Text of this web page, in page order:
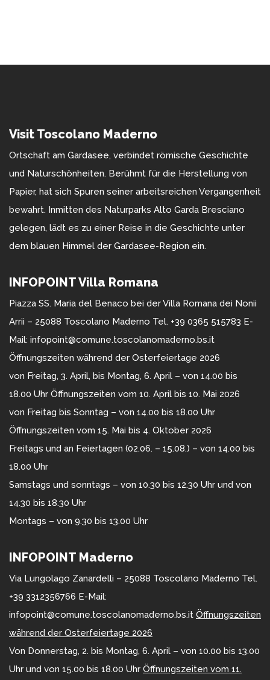
Visit Toscolano Maderno
Ortschaft am Gardasee, verbindet römische Geschichte
und Naturschönheiten. Berühmt für die Herstellung von
Papier, hat sich Spuren seiner arbeitsreichen Vergangenheit
bewahrt. Inmitten des Naturparks Alto Garda Bresciano
gelegen, lädt es zu einer Reise in die Geschichte unter
dem blauen Himmel der Gardasee-Region ein.
INFOPOINT Villa Romana
Piazza SS. Maria del Benaco bei der Villa Romana dei Nonii
Arrii – 25088 Toscolano Maderno Tel. +39 0365 515783 E-
Mail: infopoint@comune.toscolanomaderno.bs.it
Öffnungszeiten während der Osterfeiertage 2026
von Freitag, 3. April, bis Montag, 6. April – von 14.00 bis
18.00 Uhr Öffnungszeiten vom 10. April bis 10. Mai 2026
von Freitag bis Sonntag – von 14.00 bis 18.00 Uhr
Öffnungszeiten vom 15. Mai bis 4. Oktober 2026
Freitags und an Feiertagen (02.06. – 15.08.) – von 14.00 bis
18.00 Uhr
Samstags und sonntags – von 10.30 bis 12.30 Uhr und von
14.30 bis 18.30 Uhr
Montags – von 9.30 bis 13.00 Uhr
INFOPOINT Maderno
Via Lungolago Zanardelli – 25088 Toscolano Maderno Tel.
+39 3312356766 E-Mail:
infopoint@comune.toscolanomaderno.bs.it Öffnungszeiten
während der Osterfeiertage 2026
Von Donnerstag, 2. bis Montag, 6. April – von 10.00 bis 13.00
Uhr und von 15.00 bis 18.00 Uhr Öffnungszeiten vom 11.